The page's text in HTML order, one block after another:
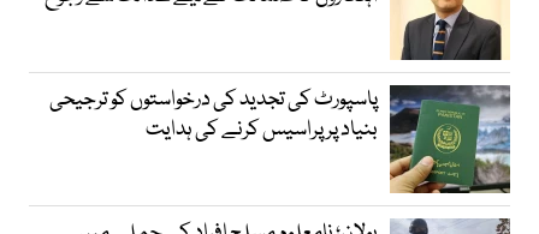
پاسپورٹ کی تجدید کی درخواستوں کو ترجیحی
بنیاد پر پراسیس کرنے کی ہدایت